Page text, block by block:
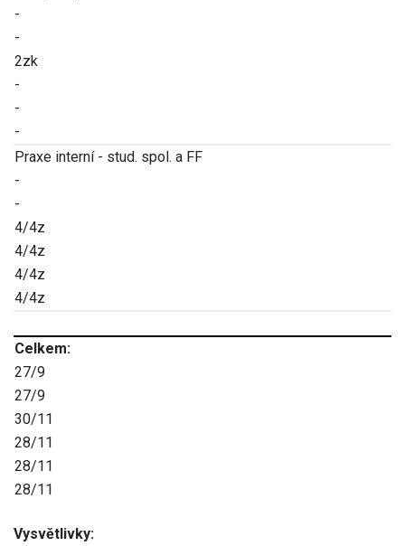
-
-
2zk
-
-
-
Praxe interní - stud. spol. a FF
-
-
4/4z
4/4z
4/4z
4/4z
Celkem:
27/9
27/9
30/11
28/11
28/11
28/11
Vysvětlivky: